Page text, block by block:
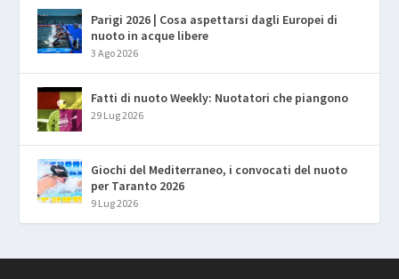
Parigi 2026 | Cosa aspettarsi dagli Europei di
nuoto in acque libere
3 Ago 2026
Fatti di nuoto Weekly: Nuotatori che piangono
29 Lug 2026
Giochi del Mediterraneo, i convocati del nuoto
per Taranto 2026
9 Lug 2026